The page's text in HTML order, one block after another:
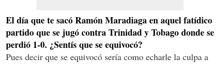
El día que te sacó Ramón Maradiaga en aquel fatídico
partido que se jugó contra Trinidad y Tobago donde se
perdió 1-0. ¿Sentís que se equivocó?
Pues decir que se equivocó sería como echarle la culpa a